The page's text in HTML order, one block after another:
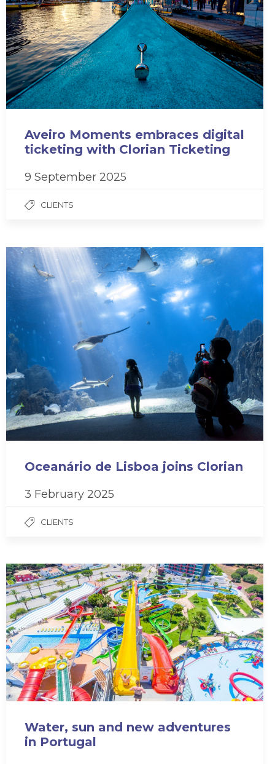
Aveiro Moments embraces digital
ticketing with Clorian Ticketing
9 September 2025
CLIENTS
Oceanário de Lisboa joins Clorian
3 February 2025
CLIENTS
Water, sun and new adventures
in Portugal